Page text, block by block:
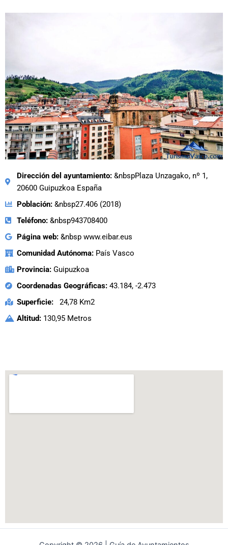
Dirección del ayuntamiento:&nbspPlaza Unzagako, nº 1,
20600 Guipuzkoa España
Población:&nbsp27.406 (2018)
Teléfono:&nbsp943708400
Página web:&nbsp www.eibar.eus
Comunidad Autónoma: País Vasco
Provincia:Guipuzkoa
Coordenadas Geográficas:43.184, -2.473
Superficie:24,78 Km2
Altitud:130,95 Metros